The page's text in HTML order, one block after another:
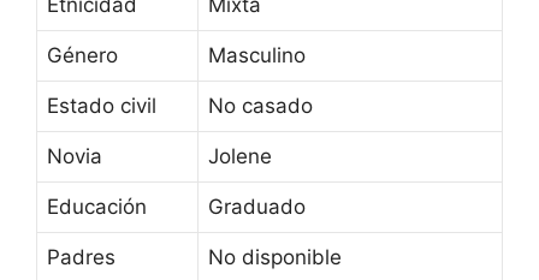
Etnicidad Mixta
Género Masculino
Estado civil No casado
Novia Jolene
Educación Graduado
Padres No disponible